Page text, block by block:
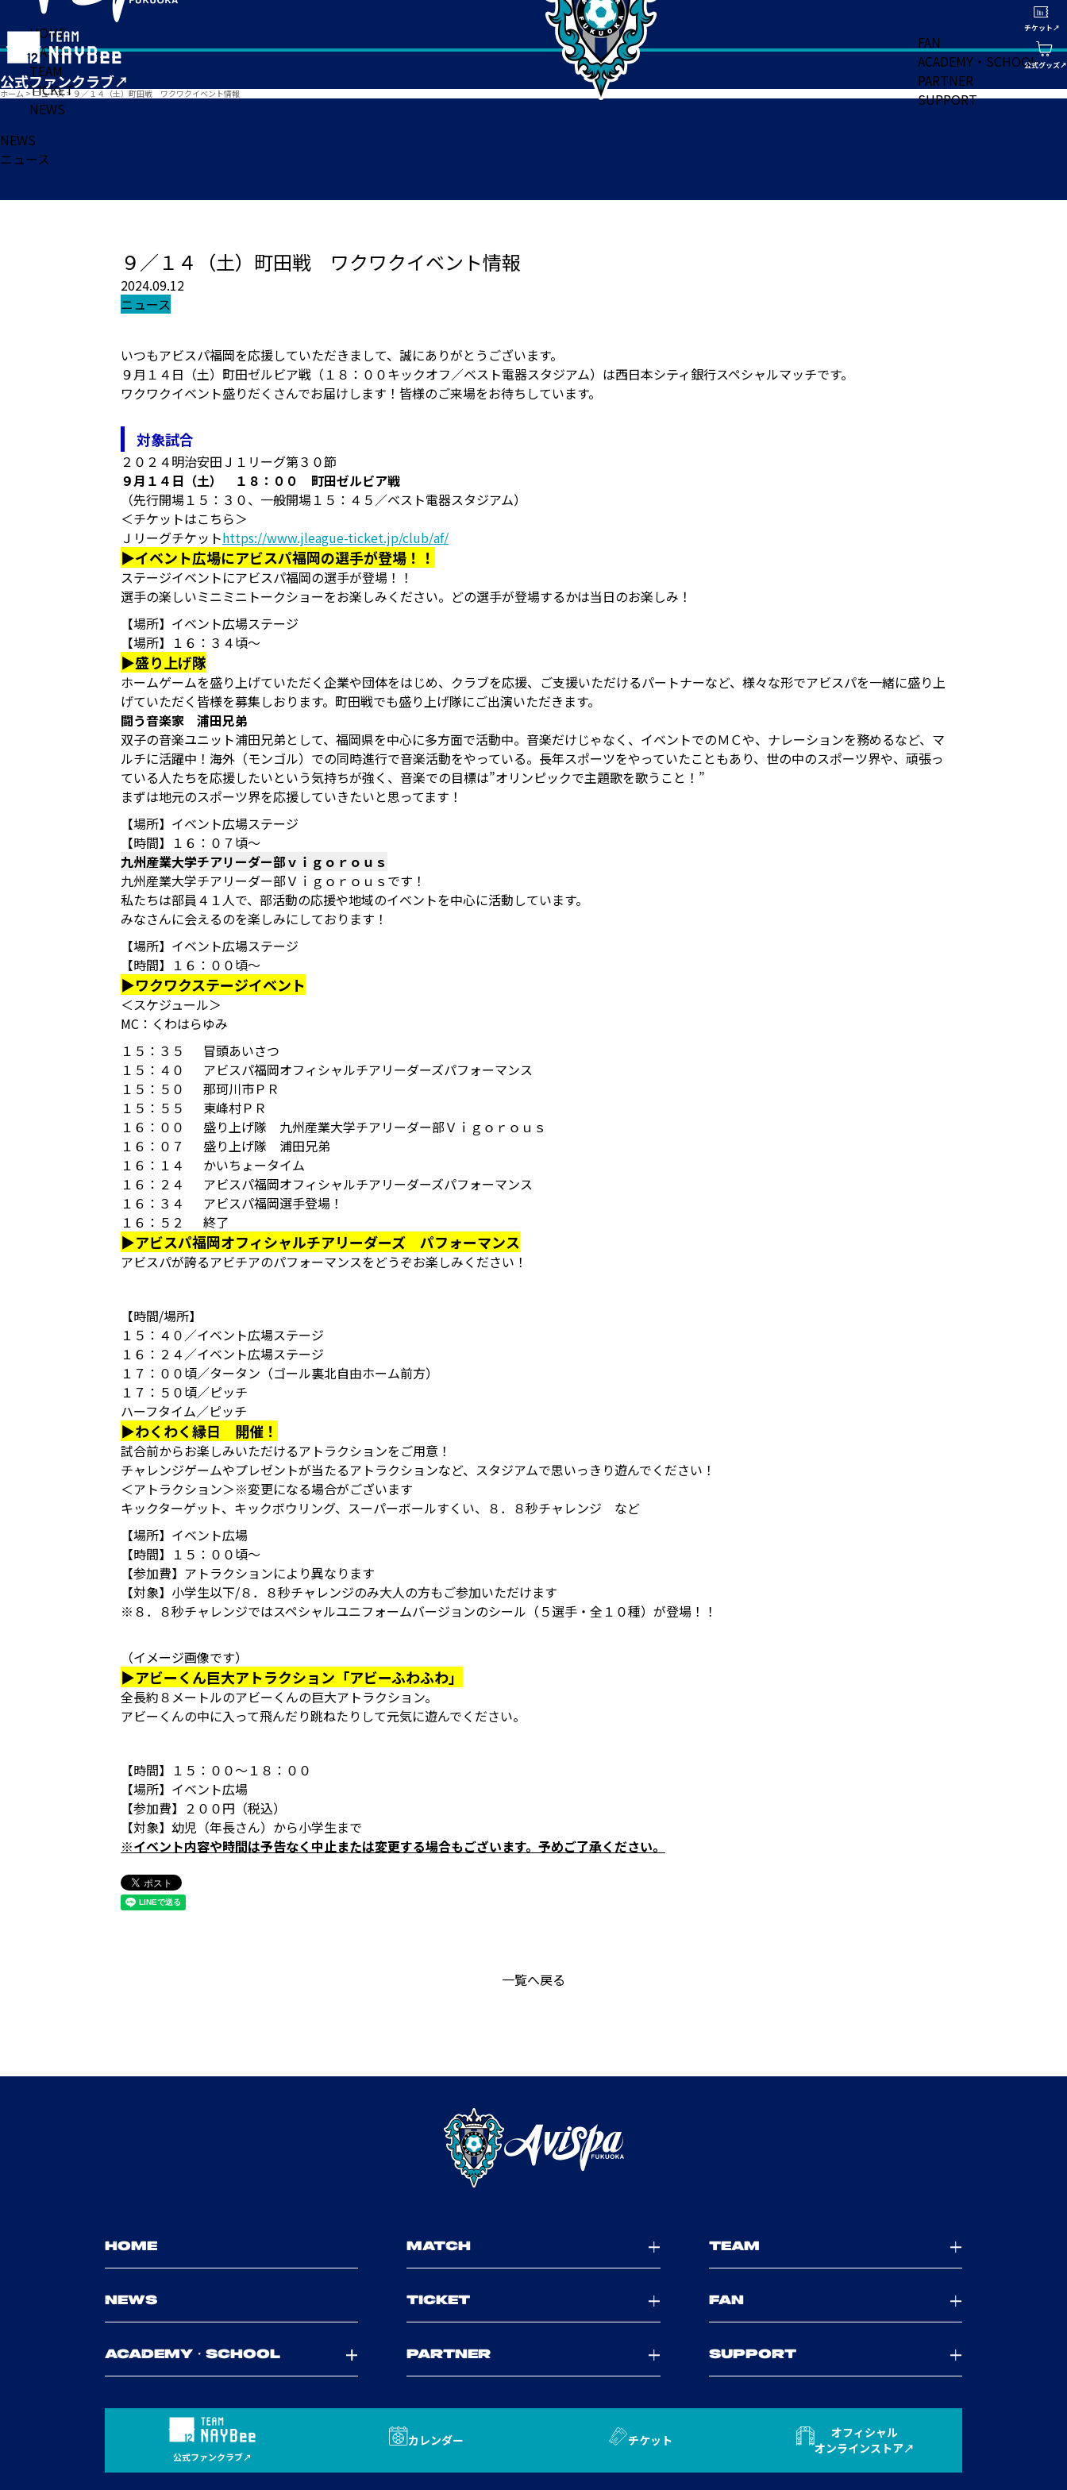
HOME
MATCH
TEAM
TICKET
NEWS
FAN
ACADEMY・SCHOOL
PARTNER
SUPPORT
ホーム > ニュース> ９／１４（土）町田戦 ワクワクイベント情報
NEWS
ニュース
９／１４（土）町田戦 ワクワクイベント情報
2024.09.12
ニュース
いつもアビスパ福岡を応援していただきまして、誠にありがとうございます。
９月１４日（土）町田ゼルビア戦（１８：００キックオフ／ベスト電器スタジアム）は西日本シティ銀行スペシャルマッチです。
ワクワクイベント盛りだくさんでお届けします！皆様のご来場をお待ちしています。
対象試合
２０２４明治安田Ｊ１リーグ第３０節
９月１４日（土） １８：００ 町田ゼルビア戦
（先行開場１５：３０、一般開場１５：４５／ベスト電器スタジアム）
＜チケットはこちら＞
Ｊリーグチケットhttps://www.jleague-ticket.jp/club/af/
▶イベント広場にアビスパ福岡の選手が登場！！
ステージイベントにアビスパ福岡の選手が登場！！
選手の楽しいミニミニトークショーをお楽しみください。どの選手が登場するかは当日のお楽しみ！
【場所】イベント広場ステージ
【場所】１６：３４頃～
▶盛り上げ隊
ホームゲームを盛り上げていただく企業や団体をはじめ、クラブを応援、ご支援いただけるパートナーなど、様々な形でアビスパを一緒に盛り上
げていただく皆様を募集しおります。町田戦でも盛り上げ隊にご出演いただきます。
闘う音楽家 浦田兄弟
双子の音楽ユニット浦田兄弟として、福岡県を中心に多方面で活動中。音楽だけじゃなく、イベントでのＭＣや、ナレーションを務めるなど、マ
ルチに活躍中！海外（モンゴル）での同時進行で音楽活動をやっている。長年スポーツをやっていたこともあり、世の中のスポーツ界や、頑張っ
ている人たちを応援したいという気持ちが強く、音楽での目標は”オリンピックで主題歌を歌うこと！”
まずは地元のスポーツ界を応援していきたいと思ってます！
【場所】イベント広場ステージ
【時間】１６：０７頃～
九州産業大学チアリーダー部ｖｉｇｏｒｏｕｓ
九州産業大学チアリーダー部Ｖｉｇｏｒｏｕｓです！
私たちは部員４１人で、部活動の応援や地域のイベントを中心に活動しています。
みなさんに会えるのを楽しみにしております！
【場所】イベント広場ステージ
【時間】１６：００頃～
▶ワクワクステージイベント
＜スケジュール＞
MC：くわはらゆみ
１５：３５ 冒頭あいさつ
１５：４０ アビスパ福岡オフィシャルチアリーダーズパフォーマンス
１５：５０ 那珂川市ＰＲ
１５：５５ 東峰村ＰＲ
１６：００ 盛り上げ隊 九州産業大学チアリーダー部Ｖｉｇｏｒｏｕｓ
１６：０７ 盛り上げ隊 浦田兄弟
１６：１４ かいちょータイム
１６：２４ アビスパ福岡オフィシャルチアリーダーズパフォーマンス
１６：３４ アビスパ福岡選手登場！
１６：５２ 終了
▶アビスパ福岡オフィシャルチアリーダーズ パフォーマンス
アビスパが誇るアビチアのパフォーマンスをどうぞお楽しみください！
【時間/場所】
１５：４０／イベント広場ステージ
１６：２４／イベント広場ステージ
１７：００頃／タータン（ゴール裏北自由ホーム前方）
１７：５０頃／ピッチ
ハーフタイム／ピッチ
▶わくわく縁日 開催！
試合前からお楽しみいただけるアトラクションをご用意！
チャレンジゲームやプレゼントが当たるアトラクションなど、スタジアムで思いっきり遊んでください！
＜アトラクション＞※変更になる場合がございます
キックターゲット、キックボウリング、スーパーボールすくい、８．８秒チャレンジ など
【場所】イベント広場
【時間】１５：００頃～
【参加費】アトラクションにより異なります
【対象】小学生以下/８．８秒チャレンジのみ大人の方もご参加いただけます
※８．８秒チャレンジではスペシャルユニフォームバージョンのシール（５選手・全１０種）が登場！！
（イメージ画像です）
▶アビーくん巨大アトラクション「アビーふわふわ」
全長約８メートルのアビーくんの巨大アトラクション。
アビーくんの中に入って飛んだり跳ねたりして元気に遊んでください。
【時間】１５：００～１８：００
【場所】イベント広場
【参加費】２００円（税込）
【対象】幼児（年長さん）から小学生まで
※イベント内容や時間は予告なく中止または変更する場合もございます。予めご了承ください。
一覧へ戻る
HOME MATCH TEAM
NEWS TICKET FAN
ACADEMY・SCHOOL PARTNER SUPPORT
公式ファンクラブ
カレンダー チケット
オフィシャル
オンラインストア